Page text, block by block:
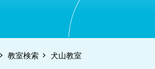
教室検索 犬山教室